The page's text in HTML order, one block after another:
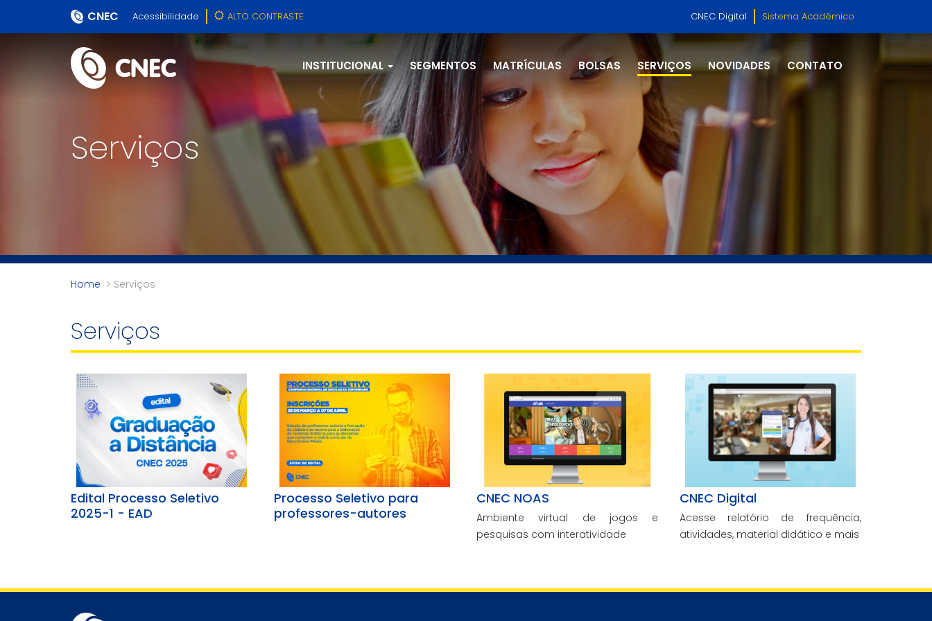
CNEC Acessibilidade ALTO CONTRASTE CNEC Digital Sistema Acadêmico
INSTITUCIONAL SEGMENTOS MATRÍCULAS BOLSAS SERVIÇOS NOVIDADES CONTATO
Serviços
Home Serviços
Serviços
Edital Processo Seletivo
2025-1 - EAD
Processo Seletivo para
professores-autores
CNEC NOAS
Ambiente virtual de jogos e
pesquisas com interatividade
CNEC Digital
Acesse relatório de frequência,
atividades, material didático e mais